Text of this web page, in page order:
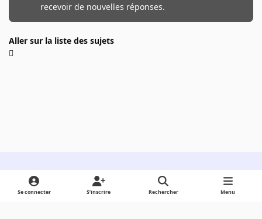
recevoir de nouvelles réponses.
Aller sur la liste des sujets
Light ModeDark ModeSystem Preference
Se connecter S’inscrire Rechercher Menu